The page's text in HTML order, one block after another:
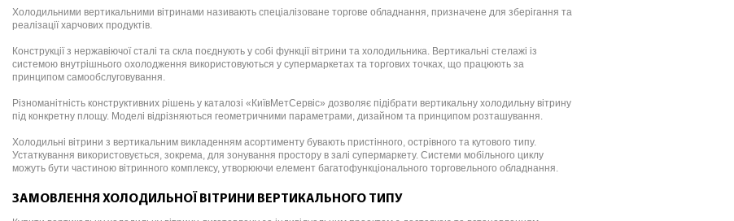
Холодильними вертикальними вітринами називають спеціалізоване торгове обладнання, призначене для зберігання та
реалізації харчових продуктів.
Конструкції з нержавіючої сталі та скла поєднують у собі функції вітрини та холодильника. Вертикальні стелажі із
системою внутрішнього охолодження використовуються у супермаркетах та торгових точках, що працюють за
принципом самообслуговування.
Різноманітність конструктивних рішень у каталозі «КиївМетСервіс» дозволяє підібрати вертикальну холодильну вітрину
під конкретну площу. Моделі відрізняються геометричними параметрами, дизайном та принципом розташування.
Холодильні вітрини з вертикальним викладенням асортименту бувають пристінного, острівного та кутового типу.
Устаткування використовується, зокрема, для зонування простору в залі супермаркету. Системи мобільного циклу
можуть бути частиною вітринного комплексу, утворюючи елемент багатофункціонального торговельного обладнання.
ЗАМОВЛЕННЯ ХОЛОДИЛЬНОЇ ВІТРИНИ ВЕРТИКАЛЬНОГО ТИПУ